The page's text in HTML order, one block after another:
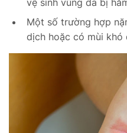
vệ sinh vùng da bị
Một số trường hợp
dịch hoặc có mùi khó